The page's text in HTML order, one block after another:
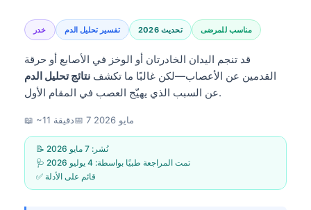
خدر تفسير تحليل الدم تحديث 2026 مناسب للمرضى
قد تنجم اليدان الخادرتان أو الوخز في الأصابع أو حرقة
القدمين عن الأعصاب—لكن غالبًا ما تكشف نتائج تحليل الدم
عن السبب الذي يهيّج العصب في المقام الأول.
📖 ~11 دقيقة📅 7 مايو 2026
📝 نُشر: 7 مايو 2026
🩺 تمت المراجعة طبيًا بواسطة: 4 يوليو 2026
✅ قائم على الأدلة